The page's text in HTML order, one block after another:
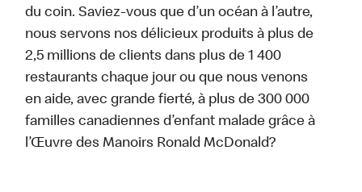
du coin. Saviez-vous que d’un océan à l’autre,
nous servons nos délicieux produits à plus de
2,5 millions de clients dans plus de 1 400
restaurants chaque jour ou que nous venons
en aide, avec grande fierté, à plus de 300 000
familles canadiennes d’enfant malade grâce à
l’Œuvre des Manoirs Ronald McDonald?